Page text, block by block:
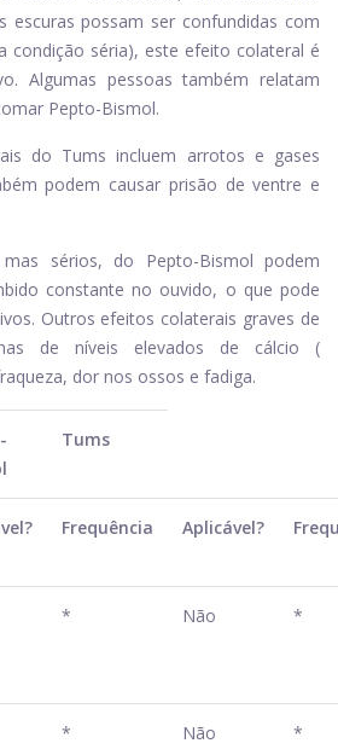
escuras possam ser confundidas com
condição séria), este efeito colateral é
Algumas pessoas também relatam
Pepto-Bismol.
do Tums incluem arrotos e gases
podem causar prisão de ventre e
sérios, do Pepto-Bismol podem
constante no ouvido, o que pode
Outros efeitos colaterais graves de
de níveis elevados de cálcio (
dor nos ossos e fadiga.
Tums
Frequência Aplicável?
* Não *
* Não *